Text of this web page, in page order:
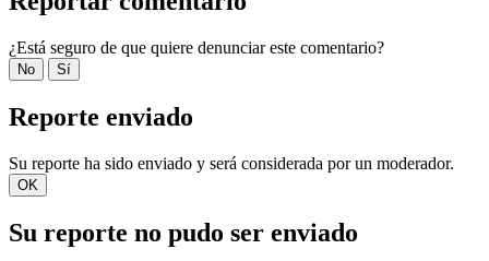
¿Está seguro de que quiere denunciar este comentario?
No Sí
Reporte enviado
Su reporte ha sido enviado y será considerada por un moderador.
OK
Su reporte no pudo ser enviado